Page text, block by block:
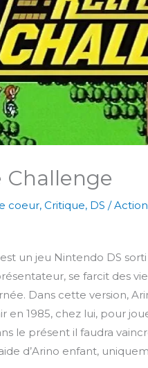
Challenge
coeur, Critique, DS /Action
un jeu Nintendo DS
se farcit des
Dans cette version,
en 1985, chez lui, pour
le présent il faudra
d’Arino enfant,